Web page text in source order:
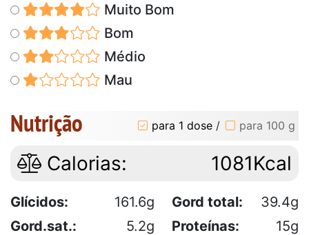
Muito Bom
Bom
Médio
Mau
Nutrição para 1 dose / para 100 g
Calorias: 1081Kcal
Glícidos: 161.6g Gord total:
39.4g
Gord.sat.:
5.2g Proteínas:
15g